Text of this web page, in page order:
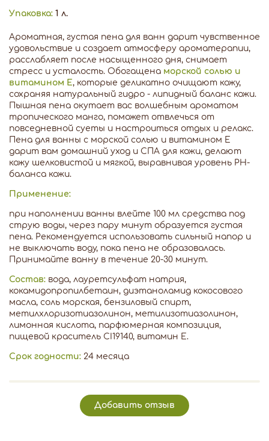
Упаковка: 1 л.
Ароматная, густая пена для ванн дарит чувственное
удовольствие и создает атмосферу ароматерапии,
расслабляет после насыщенного дня, снимает
стресс и усталость. Обогащена морской солью и
витамином Е, которые деликатно очищают кожу,
сохраняя натуральный гидро - липидный баланс кожи.
Пышная пена окутает вас волшебным ароматом
тропического манго, поможет отвлечься от
повседневной суеты и настроиться отдых и релакс.
Пена для ванны с морской солью и витамином Е
дарит вам домашний уход и СПА для кожи, делают
кожу шелковистой и мягкой, выравнивая уровень РН-
баланса кожи.
Применение:
при наполнении ванны влейте 100 мл средства под
струю воды, через пару минут образуется густая
пена. Рекомендуется использовать сильный напор и
не выключать воду, пока пена не образовалась.
Принимайте ванну в течение 20-30 минут.
Состав: вода, лауретсульфат натрия,
кокамидопропилбетаин, диэтаноламид кокосового
масла, соль морская, бензиловый спирт,
метилхлоризотиазолинон, метилизотиазолинон,
лимонная кислота, парфюмерная композиция,
пищевой краситель CI19140, витамин Е.
Срок годности: 24 месяца
Добавить отзыв